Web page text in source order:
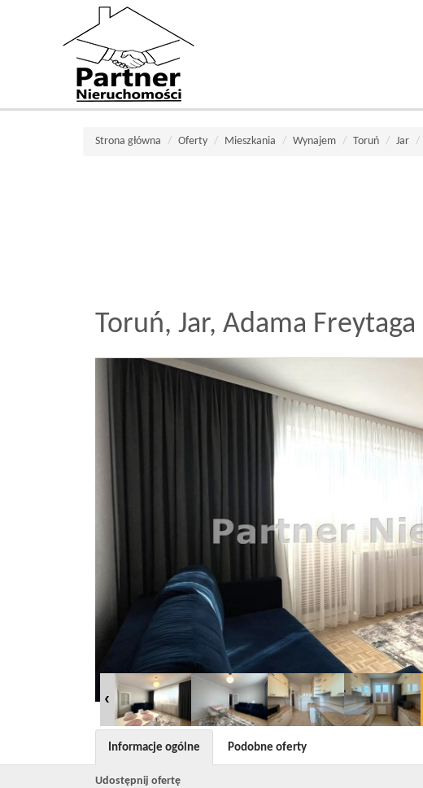
Strona główna Oferty Mieszkania Wynajem Toruń Jar
Toruń, Jar, Adama Freytaga
Udostępnij ofertę
Informacje ogólne Podobne oferty